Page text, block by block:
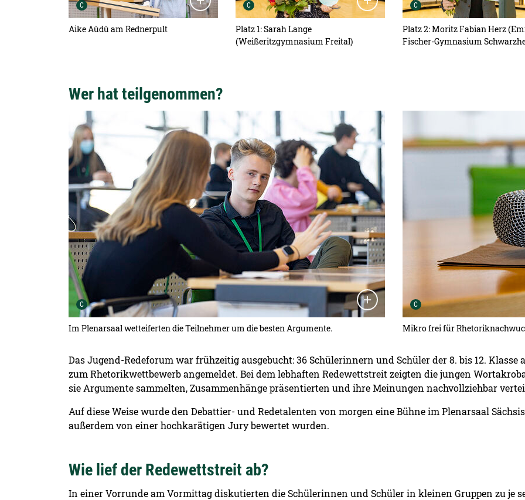
C Urheber der Grafik:
Aike Aùdù am Rednerpult
C Urheber der Grafik:
Platz 1: Sarah Lange
(Weißeritzgymnasium Freital)
C Urheber der Grafik:
Platz 2: Moritz Fabian Herz
Fischer-Gymnasium
Wer hat teilgenommen?
Detailansicht öffnen:
C Urheber der Grafik:
Im Plenarsaal wetteiferten die Teilnehmer um die besten Argumente.
Detailansicht öffnen:
C Urheber der Grafik:
Mikro frei für
Das Jugend-Redeforum war frühzeitig ausgebucht: 36 Schülerinnern und Schüler der 8. bis 12.
zum Rhetorikwettbewerb angemeldet. Bei dem lebhaften Redewettstreit zeigten die jungen
sie Argumente sammelten, Zusammenhänge präsentierten und ihre Meinungen nachvollziehbar
Auf diese Weise wurde den Debattier- und Redetalenten von morgen eine Bühne im Plenarsaal
außerdem von einer hochkarätigen Jury bewertet wurden.
Wie lief der Redewettstreit ab?
In einer Vorrunde am Vormittag diskutierten die Schülerinnen und Schüler in kleinen Gruppen zu je